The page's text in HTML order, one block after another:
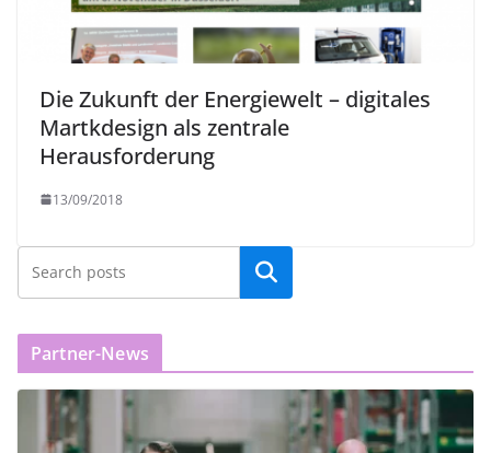
Die Zukunft der Energiewelt – digitales
Martkdesign als zentrale
Herausforderung
13/09/2018
Partner-News